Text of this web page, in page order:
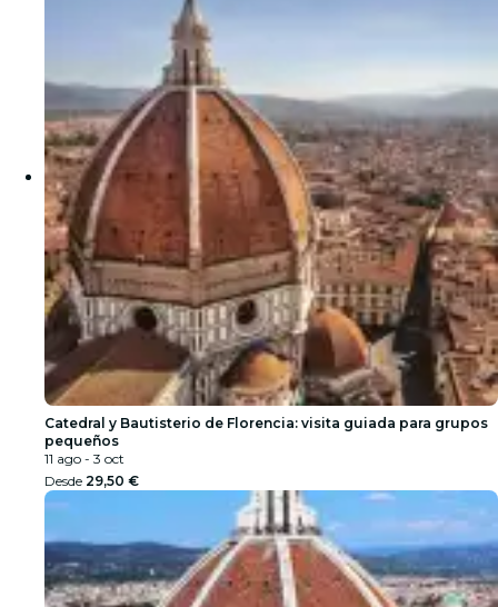
Catedral y Bautisterio de Florencia: visita guiada para grupos
pequeños
11 ago - 3 oct
Desde 29,50 €